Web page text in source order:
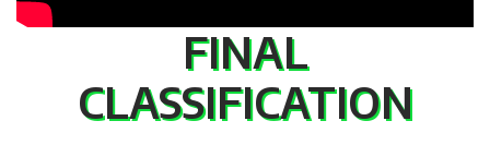
FINAL
CLASSIFICATION